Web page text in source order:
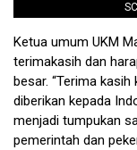
Ketua umum UKM
terimakasih dan
besar. “Terima
diberikan kepada
menjadi tumpukan
pemerintah dan